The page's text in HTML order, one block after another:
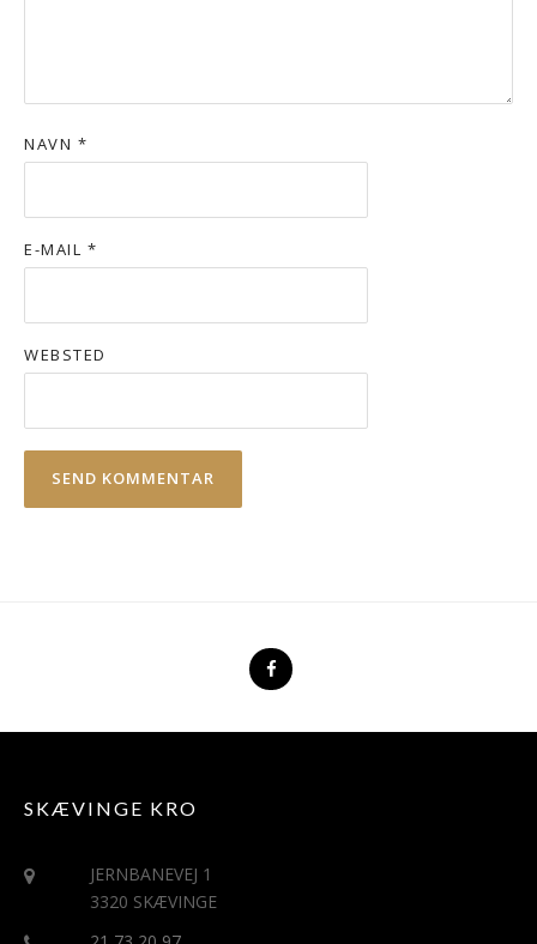
NAVN *
E-MAIL *
WEBSTED
SKÆVINGE KRO
JERNBANEVEJ 1
3320 SKÆVINGE